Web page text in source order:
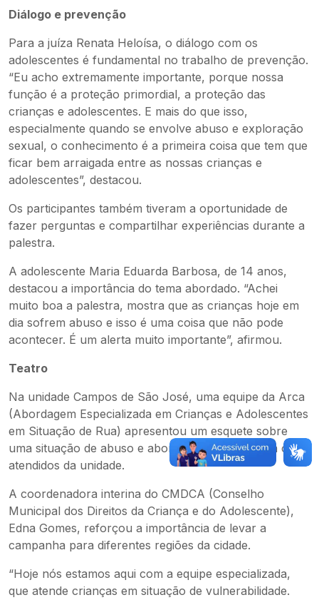
Diálogo e prevenção
Para a juíza Renata Heloísa, o diálogo com os
adolescentes é fundamental no trabalho de prevenção.
“Eu acho extremamente importante, porque nossa
função é a proteção primordial, a proteção das
crianças e adolescentes. E mais do que isso,
especialmente quando se envolve abuso e exploração
sexual, o conhecimento é a primeira coisa que tem que
ficar bem arraigada entre as nossas crianças e
adolescentes”, destacou.
Os participantes também tiveram a oportunidade de
fazer perguntas e compartilhar experiências durante a
palestra.
A adolescente Maria Eduarda Barbosa, de 14 anos,
destacou a importância do tema abordado. “Achei
muito boa a palestra, mostra que as crianças hoje em
dia sofrem abuso e isso é uma coisa que não pode
acontecer. É um alerta muito importante”, afirmou.
Teatro
Na unidade Campos de São José, uma equipe da Arca
(Abordagem Especializada em Crianças e Adolescentes
em Situação de Rua) apresentou um esquete sobre
uma situação de abuso e abordou o assunto com os
atendidos da unidade.
A coordenadora interina do CMDCA (Conselho
Municipal dos Direitos da Criança e do Adolescente),
Edna Gomes, reforçou a importância de levar a
campanha para diferentes regiões da cidade.
“Hoje nós estamos aqui com a equipe especializada,
que atende crianças em situação de vulnerabilidade.